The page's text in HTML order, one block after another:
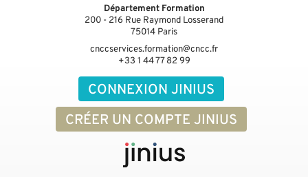
CONNEXION JINIUS
CRÉER UN COMPTE JINIUS
Département Formation
200 - 216 Rue Raymond Losserand
75014 Paris
cnccservices.formation@cncc.fr
+33 1 44 77 82 99